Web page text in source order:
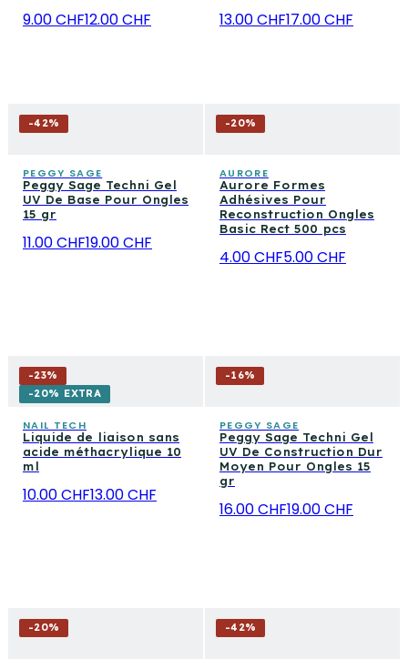
9.00 CHF12.00 CHF 13.00 CHF17.00 CHF
-42%
PEGGY SAGE
Peggy Sage Techni Gel
UV De Base Pour Ongles
15 gr
11.00 CHF19.00 CHF
-20%
AURORE
Aurore Formes
Adhésives Pour
Reconstruction Ongles
Basic Rect 500 pcs
4.00 CHF5.00 CHF
-23%
-20% EXTRA
NAIL TECH
Liquide de liaison sans
acide méthacrylique 10
ml
10.00 CHF13.00 CHF
-16%
PEGGY SAGE
Peggy Sage Techni Gel
UV De Construction Dur
Moyen Pour Ongles 15
gr
16.00 CHF19.00 CHF
-20% -42%